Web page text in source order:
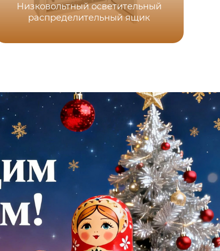
Низковольтный осветительный
распределительный ящик